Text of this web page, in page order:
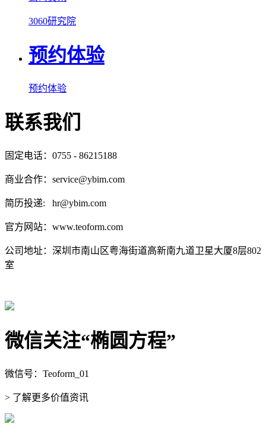
3060研究院
预约体验
预约体验
联系我们
固定电话：0755 - 86215188
商业合作：service@ybim.com
简历投递: hr@ybim.com
官方网站：www.teoform.com
公司地址：深圳市南山区粤海街道高新南九道卫星大厦8层802
室
微信关注“椭圆方程”
微信号：Teoform_01
> 了解更多价值资讯